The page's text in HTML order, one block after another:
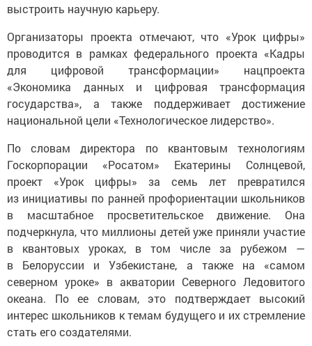
выстроить научную карьеру.
Организаторы проекта отмечают, что «Урок цифры»
проводится в рамках федерального проекта «Кадры
для цифровой трансформации» нацпроекта
«Экономика данных и цифровая трансформация
государства», а также поддерживает достижение
национальной цели «Технологическое лидерство».
По словам директора по квантовым технологиям
Госкорпорации «Росатом» Екатерины Солнцевой,
проект «Урок цифры» за семь лет превратился
из инициативы по ранней профориентации школьников
в масштабное просветительское движение. Она
подчеркнула, что миллионы детей уже приняли участие
в квантовых уроках, в том числе за рубежом —
в Белоруссии и Узбекистане, а также на «самом
северном уроке» в акватории Северного Ледовитого
океана. По ее словам, это подтверждает высокий
интерес школьников к темам будущего и их стремление
стать его создателями.